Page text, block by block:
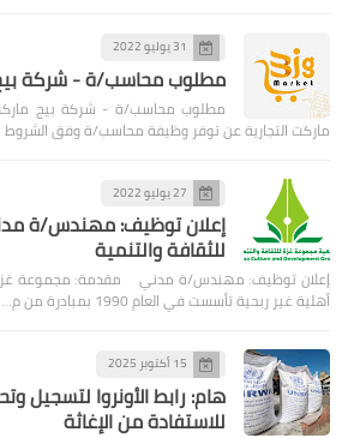
31 يوليو 2022
مطلوب محاسب/ة - شركة بيج
مطلوب محاسب/ة - شركة بيج ماركت
ماركت التجارية عن توفر وظيفة محاسب/ة وفق الشروط
27 يوليو 2022
إعلان توظيف: مهندس/ة
للثقافة والتنمية
إعلان توظيف: مهندس/ة مدني مقدمة: مجموعة غزة
أهلية غير ربحية تأسست في العام 1990 بمبادرة من م…
15 أكتوبر 2025
هام: رابط الأونروا لتسجيل
للاستفادة من الإغاثة